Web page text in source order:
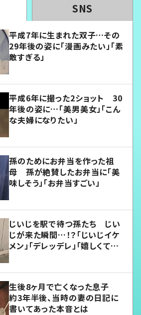
SNS
平成7年に生まれた双子…その
29年後の姿に「漫画みたい」「素
敵すぎる」
平成6年に撮った2ショット 30
年後の姿に…「美男美女」「こん
な夫婦になりたい」
孫のためにお弁当を作った祖
母 孫が絶賛したお弁当に「美
味しそう」「お弁当すごい」
じいじを駅で待つ孫たち じい
じが来た瞬間…！？「じいじイケ
メン」「デレッデレ」「嬉しくて可
生後8ヶ月で亡くなった息子
約3年半後、当時の妻の日記に
書いてあった本音とは